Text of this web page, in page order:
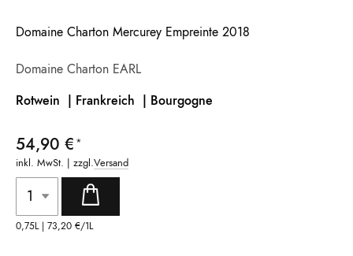
Domaine Charton Mercurey Empreinte 2018
Domaine Charton EARL
Rotwein | Frankreich | Bourgogne
54,90 €
inkl. MwSt. | zzgl.Versand
0,75L | 73,20 €/1L